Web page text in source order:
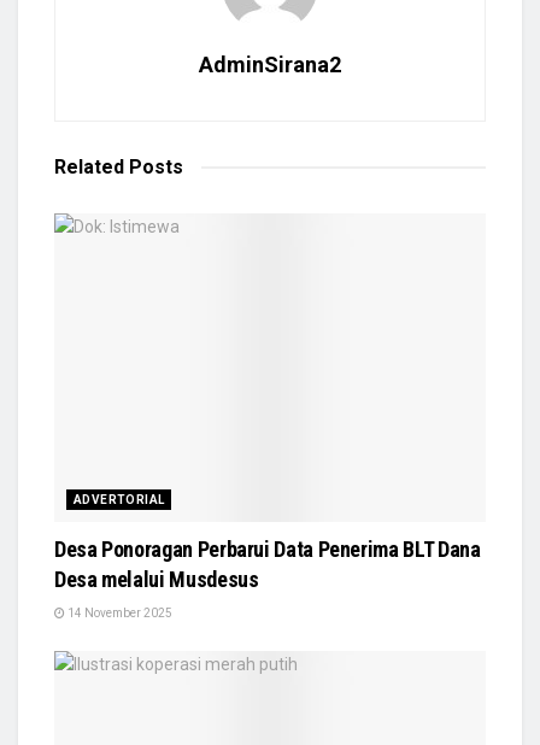
AdminSirana2
Related Posts
ADVERTORIAL
Desa Ponoragan Perbarui Data Penerima BLT Dana
Desa melalui Musdesus
14 November 2025